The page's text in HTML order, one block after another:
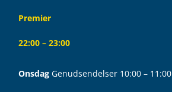
Premier
22:00 – 23:00
Onsdag Genudsendelser 10:00 – 11:00